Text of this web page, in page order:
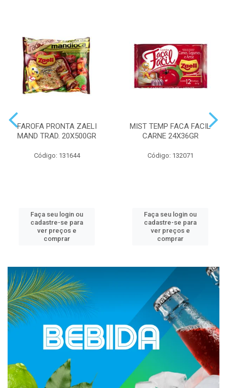
FAROFA PRONTA ZAELI
MAND TRAD. 20X500GR
Código: 131644
Faça seu login ou
cadastre-se para
ver preços e
comprar
MIST TEMP FACA FACIL
CARNE 24X36GR
Código: 132071
Faça seu login ou
cadastre-se para
ver preços e
comprar